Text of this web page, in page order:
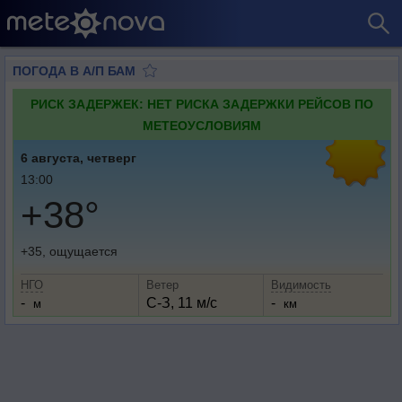
ПОГОДА В А/П БАМ
РИСК ЗАДЕРЖЕК: НЕТ РИСКА ЗАДЕРЖКИ РЕЙСОВ ПО
МЕТЕОУСЛОВИЯМ
6 августа, четверг
13:00
+38°
+35, ощущается
НГО
- м
Ветер
С-З, 11 м/с
Видимость
- км